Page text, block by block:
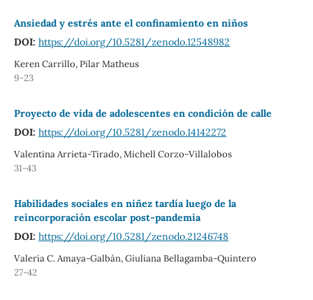
Ansiedad y estrés ante el confinamiento en niños
DOI: https://doi.org/10.5281/zenodo.12548982
Keren Carrillo, Pilar Matheus
9-23
Proyecto de vida de adolescentes en condición de calle
DOI: https://doi.org/10.5281/zenodo.14142272
Valentina Arrieta-Tirado, Michell Corzo-Villalobos
31-43
Habilidades sociales en niñez tardía luego de la
reincorporación escolar post-pandemia
DOI: https://doi.org/10.5281/zenodo.21246748
Valeria C. Amaya-Galbán, Giuliana Bellagamba-Quintero
27-42